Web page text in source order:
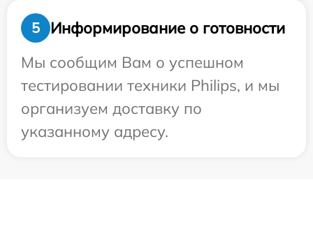
5
Информирование о готовности
Мы сообщим Вам о успешном
тестировании техники Philips, и мы
организуем доставку по
указанному адресу.